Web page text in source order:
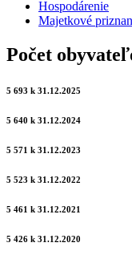
Hospodárenie
Majetkové
Počet
5 693 k 31.12.2025
5 640 k 31.12.2024
5 571 k 31.12.2023
5 523 k 31.12.2022
5 461 k 31.12.2021
5 426 k 31.12.2020